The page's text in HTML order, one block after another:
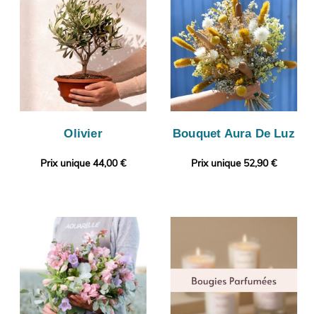
Olivier
Prix unique 44,00 €
Bouquet Aura De Luz
Prix unique 52,90 €